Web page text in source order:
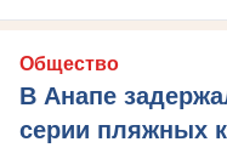
Общество
В Анапе
серии пляжных